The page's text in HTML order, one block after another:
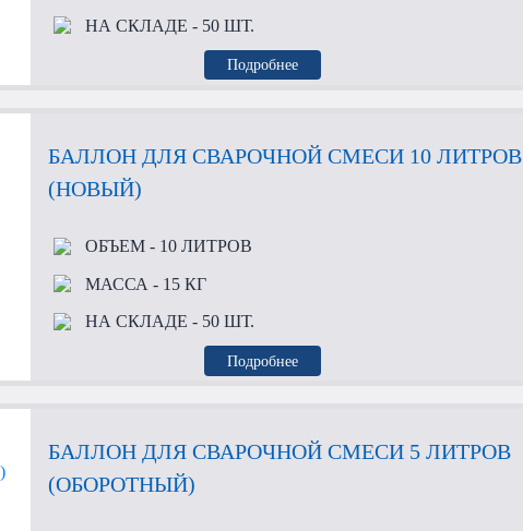
НА СКЛАДЕ - 50 ШТ.
Подробнее
БАЛЛОН ДЛЯ СВАРОЧНОЙ СМЕСИ 10 ЛИТРОВ
(НОВЫЙ)
ОБЪЕМ- 10 ЛИТРОВ
МАССА - 15 КГ
НА СКЛАДЕ - 50 ШТ.
Подробнее
БАЛЛОН ДЛЯ СВАРОЧНОЙ СМЕСИ 5 ЛИТРОВ
(ОБОРОТНЫЙ)